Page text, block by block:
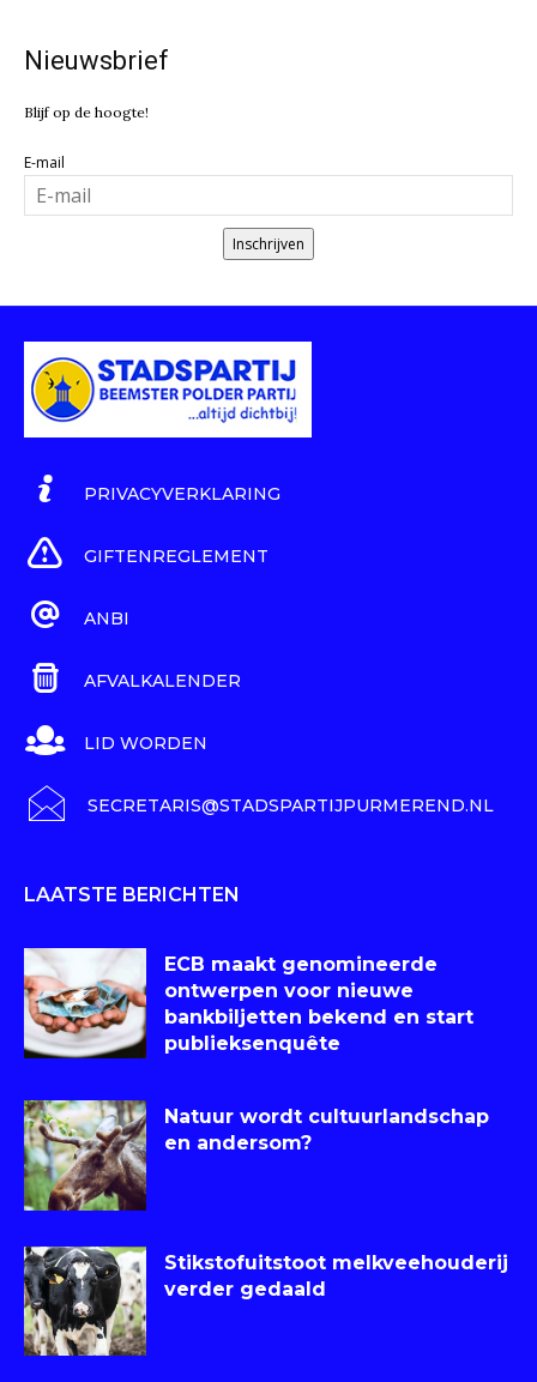
Nieuwsbrief
Blijf op de hoogte!
E-mail
Inschrijven
PRIVACYVERKLARING
GIFTENREGLEMENT
ANBI
AFVALKALENDER
LID WORDEN
SECRETARIS@STADSPARTIJPURMEREND.NL
LAATSTE BERICHTEN
ECB maakt genomineerde
ontwerpen voor nieuwe
bankbiljetten bekend en start
publieksenquête
Natuur wordt cultuurlandschap
en andersom?
Stikstofuitstoot melkveehouderij
verder gedaald